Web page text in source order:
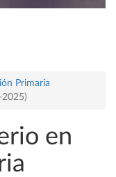
Primaria
en